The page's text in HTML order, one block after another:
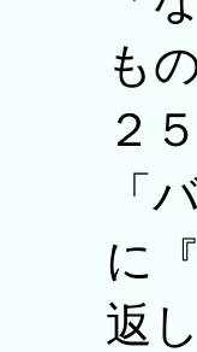
も
２
「
に
返